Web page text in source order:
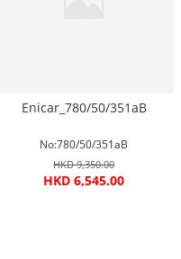
Enicar_780/50/351aB
No:780/50/351aB
HKD 9,350.00
HKD 6,545.00